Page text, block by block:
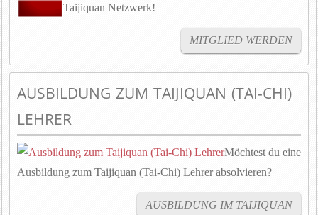
Taijiquan Netzwerk!
MITGLIED WERDEN
AUSBILDUNG ZUM TAIJIQUAN (TAI-CHI)
LEHRER
Möchtest du eine
Ausbildung zum Taijiquan (Tai-Chi) Lehrer absolvieren?
AUSBILDUNG IM TAIJIQUAN